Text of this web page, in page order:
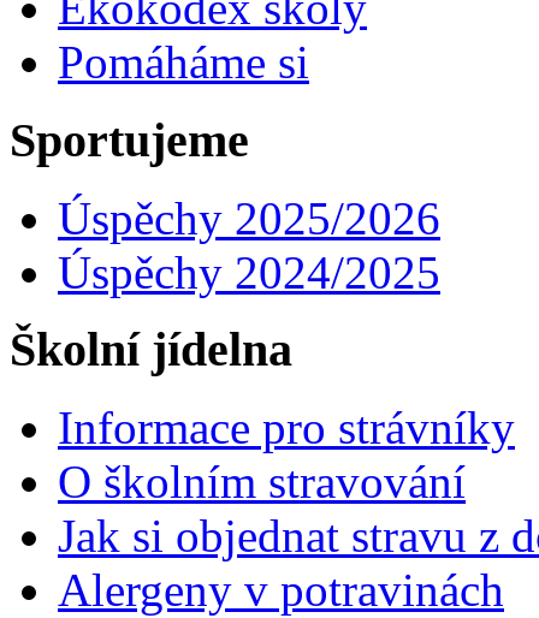
Pomáháme si
Sportujeme
Úspěchy 2025/2026
Úspěchy 2024/2025
Školní jídelna
Informace pro strávníky
O školním stravování
Jak si objednat stravu z
Alergeny v potravinách